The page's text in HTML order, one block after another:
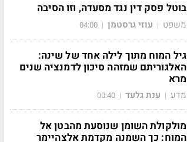
בוטל פסק דין נגד מסעדה, וזו הסיבה
משפט | עוזי גרסטמן |
04:00
גיל המוח מתוך לילה אחד של שינה:
האלגוריתם שמזהה סיכון לדמנציה שנים
מרא
מדע | ענת גלעד |
00:40
מולקולת השומן שנוסעת מהבטן אל
המוח: כך השמנה מקדמת אלצהיימר